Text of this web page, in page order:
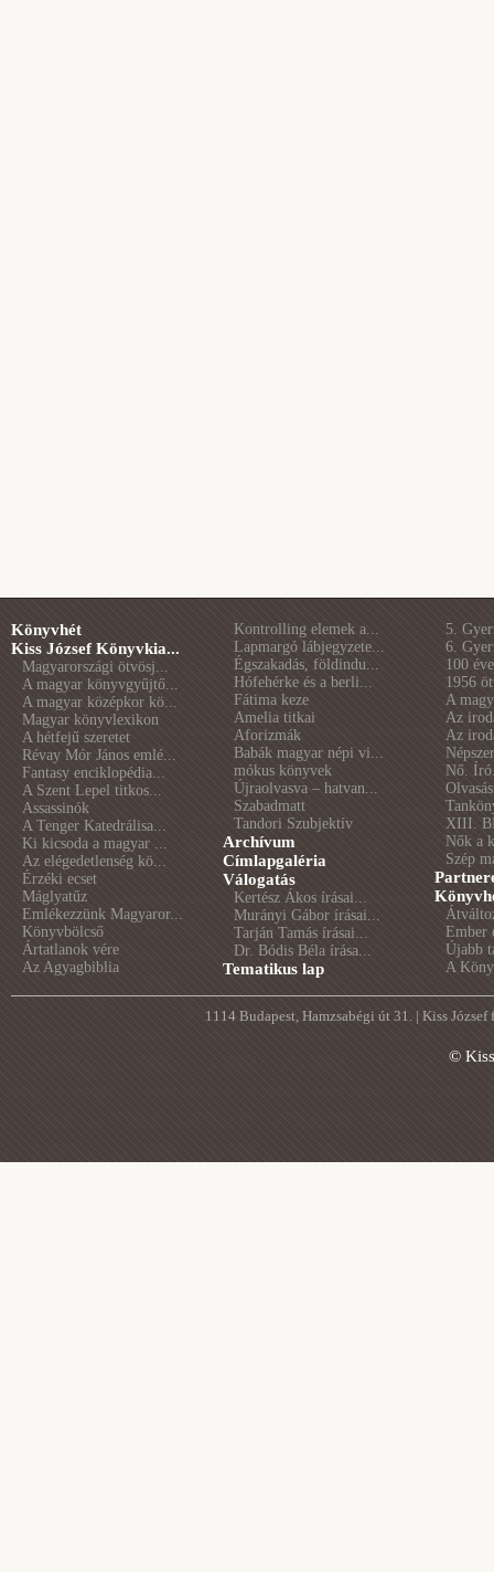
Könyvhét
Kiss József Könyvkia...
Magyarországi ötvösj...
A magyar könyvgyűjtő...
A magyar középkor kö...
Magyar könyvlexikon
A hétfejű szeretet
Révay Mór János emlé...
Fantasy enciklopédia...
A Szent Lepel titkos...
Assassinók
A Tenger Katedrálisa...
Ki kicsoda a magyar ...
Az elégedetlenség kö...
Érzéki ecset
Máglyatűz
Emlékezzünk Magyaror...
Könyvbölcső
Ártatlanok vére
Az Agyagbiblia
Kontrolling elemek a...
Lapmargó lábjegyzete...
Égszakadás, földindu...
Hófehérke és a berli...
Fátima keze
Amelia titkai
Aforizmák
Babák magyar népi vi...
mókus könyvek
Újraolvasva – hatvan...
Szabadmatt
Tandori Szubjektív
Archívum
Címlapgaléria
Válogatás
Kertész Ákos írásai...
Murányi Gábor írásai...
Tarján Tamás írásai...
Dr. Bódis Béla írása...
Tematikus lap
5.
6.
100
1956
A
Az
Az
Nő.
XIII.
Nők a
Szép
Ember
Újabb
A
1114 Budapest, Hamzsabégi út 31. | Kiss
©